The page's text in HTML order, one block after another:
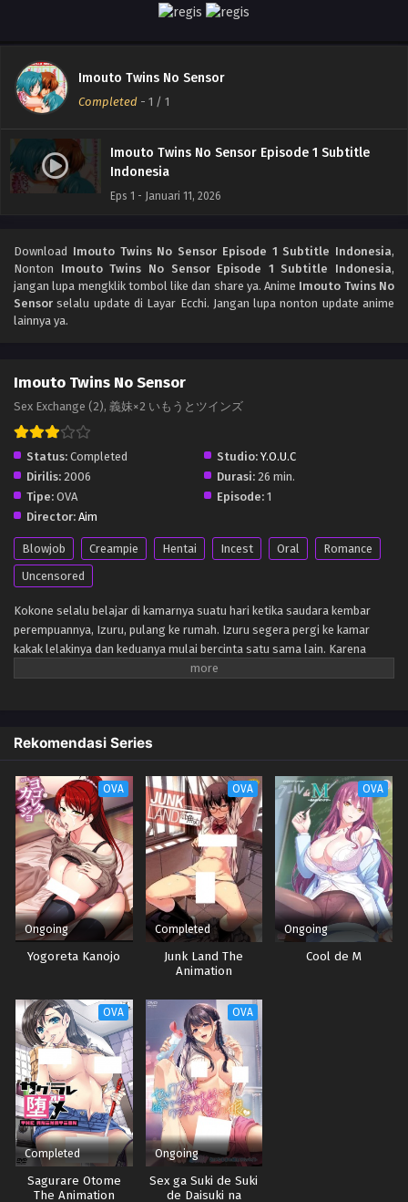
Imouto Twins No Sensor
Completed - 1 / 1
Imouto Twins No Sensor Episode 1 Subtitle
Indonesia
Eps 1 - Januari 11, 2026
Download Imouto Twins No Sensor Episode 1 Subtitle Indonesia,
Nonton Imouto Twins No Sensor Episode 1 Subtitle Indonesia,
jangan lupa mengklik tombol like dan share ya. Anime Imouto Twins No
Sensor selalu update di Layar Ecchi. Jangan lupa nonton update anime
lainnya ya.
Imouto Twins No Sensor
Sex Exchange (2), 義妹×2 いもうとツインズ
Status: Completed Studio: Y.O.U.C
Dirilis: 2006 Durasi: 26 min.
Tipe: OVA Episode: 1
Director: Aim
Blowjob Creampie Hentai Incest Oral
Romance
Uncensored
Kokone selalu belajar di kamarnya suatu hari ketika saudara kembar
perempuannya, Izuru, pulang ke rumah. Izuru segera pergi ke kamar
kakak lelakinya dan keduanya mulai bercinta satu sama lain. Karena
kembar, Kokone dan Izuru dapat berbagi perasaan sakit dan senang.
Rekomendasi Series
OVA
Ongoing
Yogoreta Kanojo
OVA
Completed
Junk Land The
Animation
OVA
Ongoing
Cool de M
OVA
Completed
Sagurare Otome
The Animation
OVA
Ongoing
Sex ga Suki de Suki
de Daisuki na